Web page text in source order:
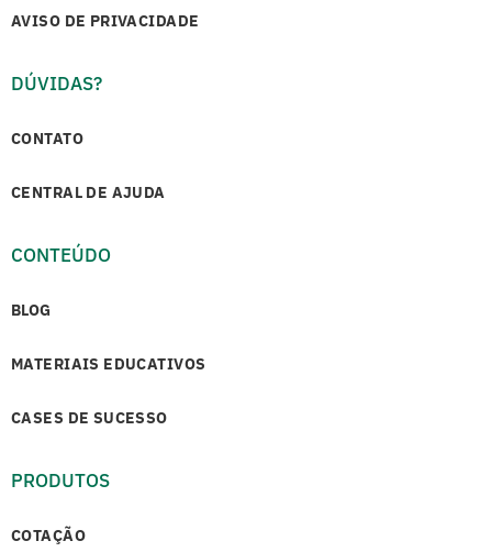
AVISO DE PRIVACIDADE
DÚVIDAS?
CONTATO
CENTRAL DE AJUDA
CONTEÚDO
BLOG
MATERIAIS EDUCATIVOS
CASES DE SUCESSO
PRODUTOS
COTAÇÃO